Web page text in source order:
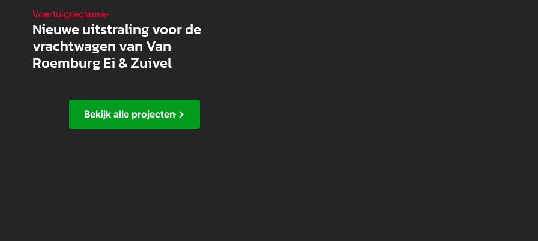
Voertuigreclame-
Nieuwe uitstraling voor de
vrachtwagen van Van
Roemburg Ei & Zuivel
Bekijk alle projecten